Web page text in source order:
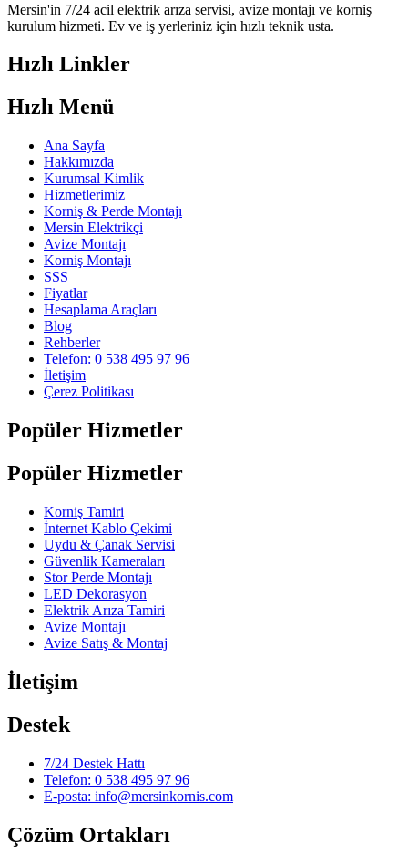
Mersin'in 7/24 acil elektrik arıza servisi, avize montajı ve korniş
kurulum hizmeti. Ev ve iş yerleriniz için hızlı teknik usta.
Hızlı Linkler
Hızlı Menü
Ana Sayfa
Hakkımızda
Kurumsal Kimlik
Hizmetlerimiz
Korniş & Perde Montajı
Mersin Elektrikçi
Avize Montajı
Korniş Montajı
SSS
Fiyatlar
Hesaplama Araçları
Blog
Rehberler
Telefon: 0 538 495 97 96
İletişim
Çerez Politikası
Popüler Hizmetler
Popüler Hizmetler
Korniş Tamiri
İnternet Kablo Çekimi
Uydu & Çanak Servisi
Güvenlik Kameraları
Stor Perde Montajı
LED Dekorasyon
Elektrik Arıza Tamiri
Avize Montajı
Avize Satış & Montaj
İletişim
Destek
7/24 Destek Hattı
Telefon: 0 538 495 97 96
E-posta: info@mersinkornis.com
Çözüm Ortakları